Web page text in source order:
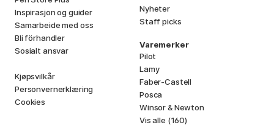
Inspirasjon og guider
Samarbeide med oss
Bli förhandler
Sosialt ansvar
Kjøpsvilkår
Personvernerklæring
Cookies
Nyheter
Staff picks
Varemerker
Pilot
Lamy
Faber-Castell
Posca
Winsor & Newton
Vis alle (160)